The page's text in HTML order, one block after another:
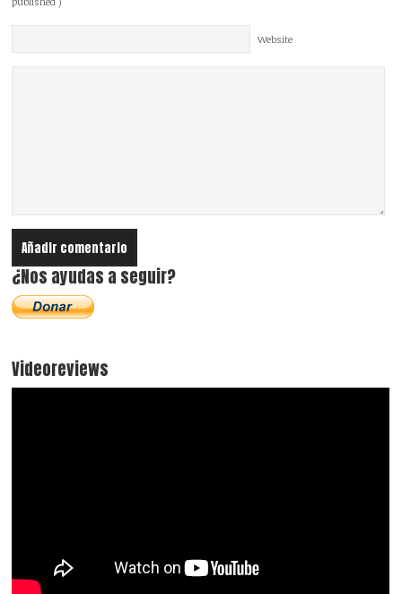
Website
¿Nos ayudas a seguir?
Videoreviews